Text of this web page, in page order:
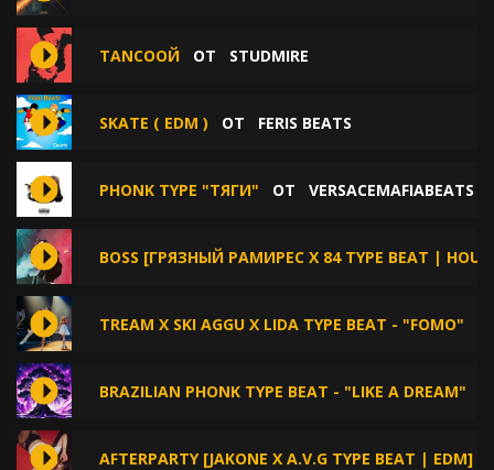
TANCOOЙ ОТ STUDMIRE
SKATE ( EDM ) ОТ FERIS BEATS
PHONK TYPE "ТЯГИ" ОТ VERSACEMAFIABEATS
BOSS [ГРЯЗНЫЙ РАМИРЕС Х 84 TYPE BEAT |
TREAM X SKI AGGU X LIDA TYPE BEAT - "FOMO"
BRAZILIAN PHONK TYPE BEAT - "LIKE A DREAM"
AFTERPARTY [JAKONE X A.V.G TYPE BEAT | EDM]